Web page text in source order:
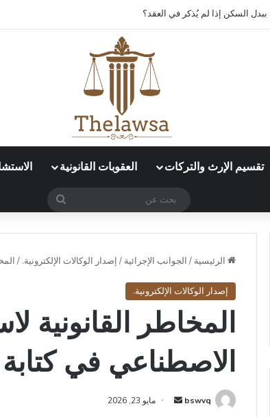
الإلكتروني في قوى؟
تقسيم الإرث والتركات العقوبات القانونية
بحث
الرئيسية / الجوانب الإجرائية / إصدار الوكالات الإلكترونية. /
إصدار الوكالات الإلكترونية.
المخاطر القانونية
الاصطناعي في
bswvq
أرسل مايو 23, 2026